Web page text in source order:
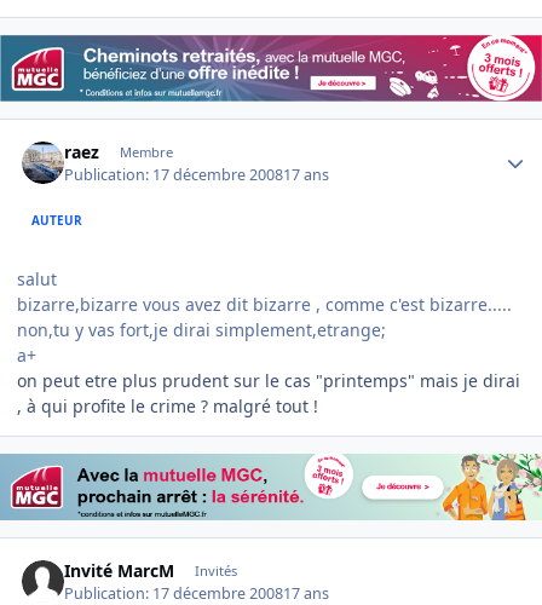
raez Membre
Publication: 17 décembre 200817 ans
AUTEUR
salut
bizarre,bizarre vous avez dit bizarre , comme c'est bizarre.....
non,tu y vas fort,je dirai simplement,etrange;
a+
on peut etre plus prudent sur le cas "printemps" mais je dirai
, à qui profite le crime ? malgré tout !
Invité MarcM Invités
Publication: 17 décembre 200817 ans